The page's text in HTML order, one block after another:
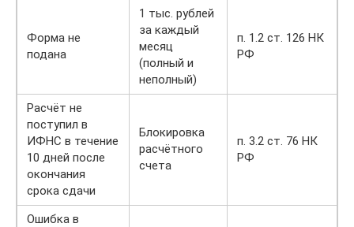
Форма не
подана
1 тыс. рублей
за каждый
месяц
(полный и
неполный)
п. 1.2 ст. 126 НК
РФ
Расчёт не
поступил в
ИФНС в течение
10 дней после
окончания
срока сдачи
Блокировка
расчётного
счета
п. 3.2 ст. 76 НК
РФ
Ошибка в